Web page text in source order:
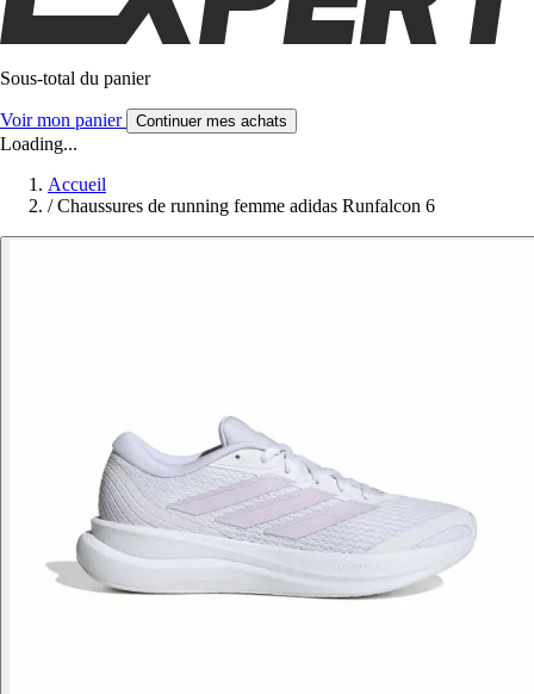
Sous-total du panier
Voir mon panier Continuer mes achats
Loading...
Accueil
/ Chaussures de running femme adidas Runfalcon 6